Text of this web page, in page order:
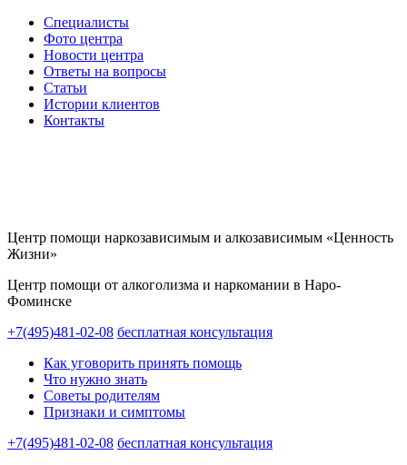
Специалисты
Фото центра
Новости центра
Ответы на вопросы
Статьи
Истории клиентов
Контакты
Центр помощи наркозависимым и алкозависимым «Ценность
Жизни»
Центр помощи от алкоголизма и наркомании в Наро-
Фоминске
+7(495)481-02-08 бесплатная консультация
Как уговорить принять помощь
Что нужно знать
Советы родителям
Признаки и симптомы
+7(495)481-02-08 бесплатная консультация